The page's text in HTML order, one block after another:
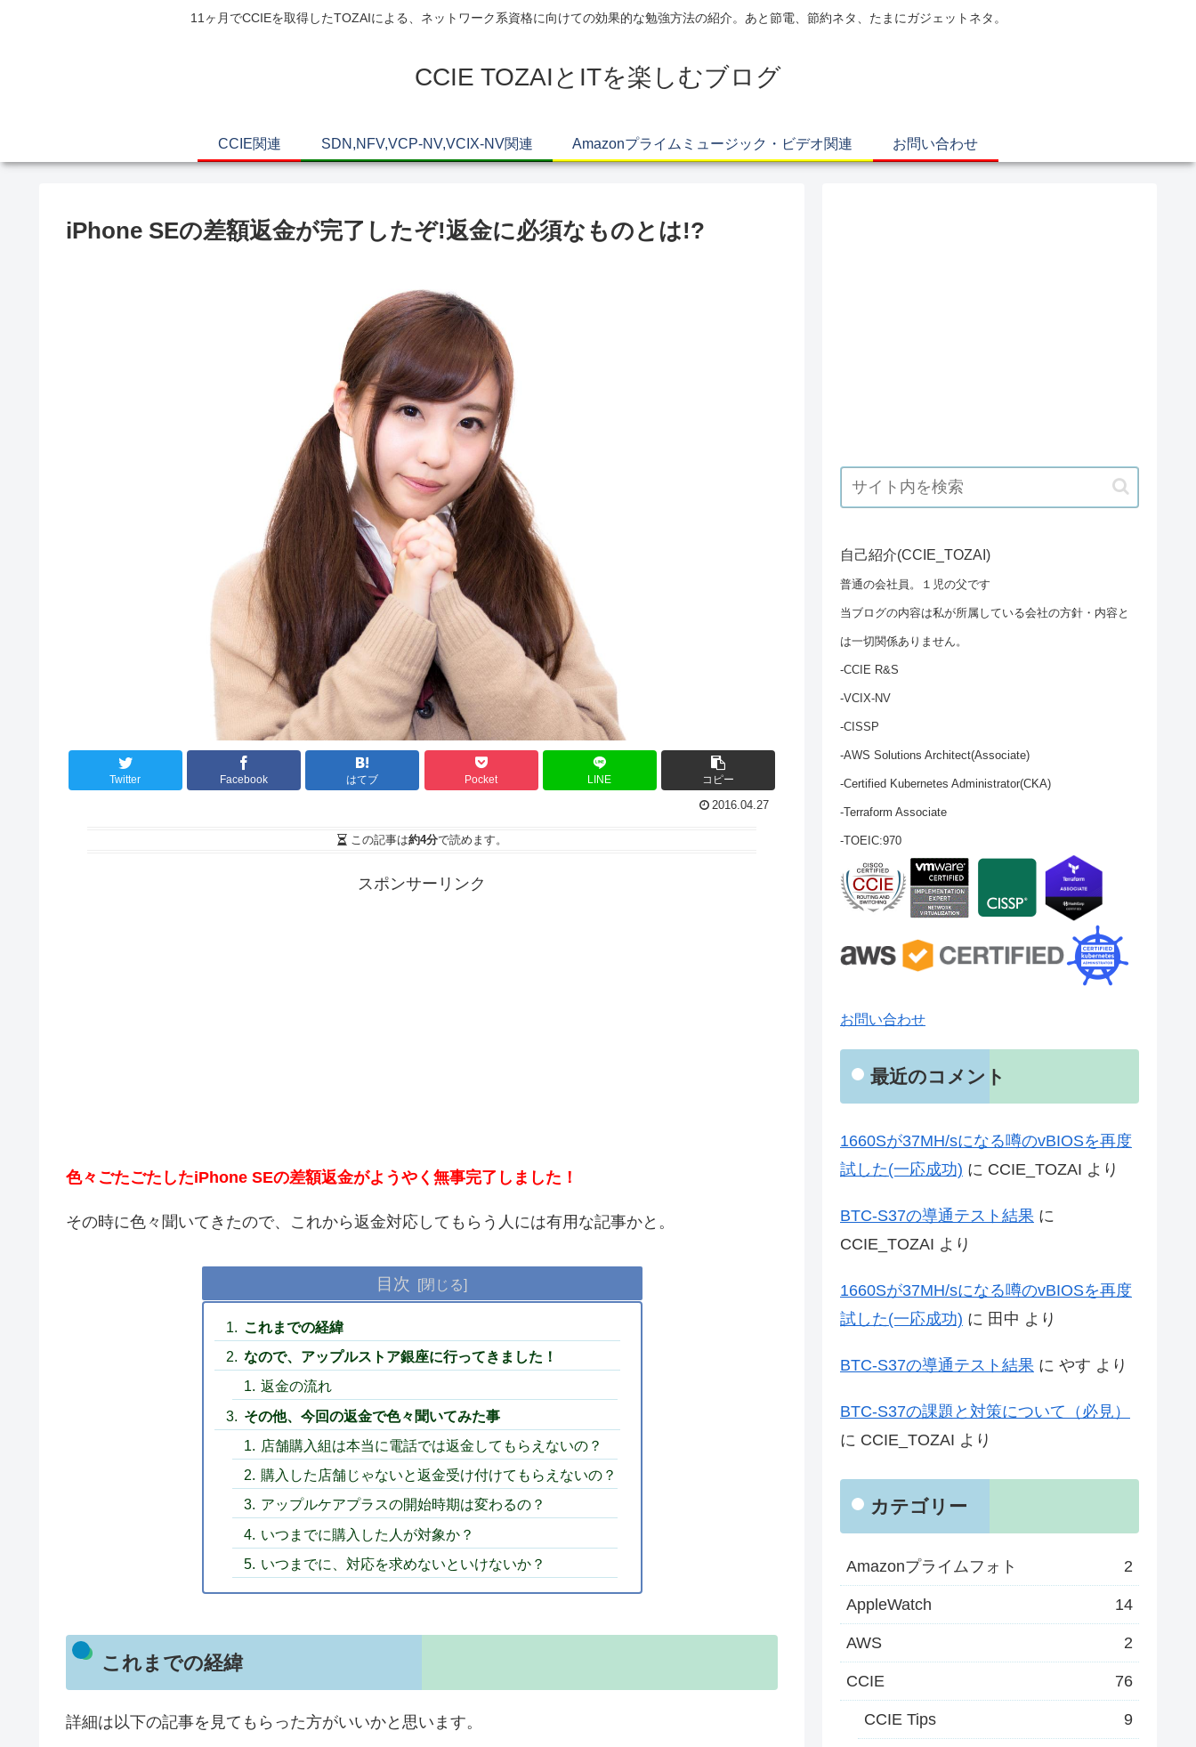
11ヶ月でCCIEを取得したTOZAIによる、ネットワーク系資格に向けての効果的な勉強方法の紹介。あと節電、節約ネタ、たまにガジェットネタ。
CCIE TOZAIとITを楽しむブログ
CCIE関連 SDN,NFV,VCP-NV,VCIX-NV関連 Amazonプライムミュージック・ビデオ関連 お問い合わせ
iPhone SEの差額返金が完了したぞ!返金に必須なものとは!?
Twitter Facebook はてブ Pocket LINE コピー
2016.04.27
この記事は約4分で読めます。
スポンサーリンク
色々ごたごたしたiPhone SEの差額返金がようやく無事完了しました！
その時に色々聞いてきたので、これから返金対応してもらう人には有用な記事かと。
目次
これまでの経緯
なので、アップルストア銀座に行ってきました！
返金の流れ
その他、今回の返金で色々聞いてみた事
店舗購入組は本当に電話では返金してもらえないの？
購入した店舗じゃないと返金受け付けてもらえないの？
アップルケアプラスの開始時期は変わるの？
いつまでに購入した人が対象か？
いつまでに、対応を求めないといけないか？
これまでの経緯
詳細は以下の記事を見てもらった方がいいかと思います。
自己紹介(CCIE_TOZAI)
普通の会社員。１児の父です
当ブログの内容は私が所属している会社の方針・内容と
は一切関係ありません。
-CCIE R&S
-VCIX-NV
-CISSP
-AWS Solutions Architect(Associate)
-Certified Kubernetes Administrator(CKA)
-Terraform Associate
-TOEIC:970
お問い合わせ
最近のコメント
1660Sが37MH/sになる噂のvBIOSを再度
試した(一応成功) に CCIE_TOZAI より
BTC-S37の導通テスト結果 に
CCIE_TOZAI より
1660Sが37MH/sになる噂のvBIOSを再度
試した(一応成功) に 田中 より
BTC-S37の導通テスト結果 に やす より
BTC-S37の課題と対策について（必見）
に CCIE_TOZAI より
カテゴリー
Amazonプライムフォト 2
AppleWatch 14
AWS 2
CCIE 76
CCIE Tips 9